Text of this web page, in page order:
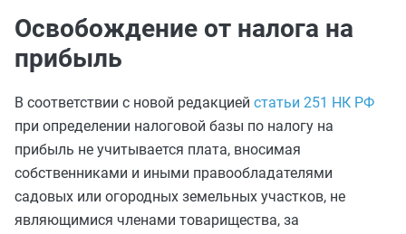
Освобождение от налога на
прибыль
В соответствии с новой редакцией статьи 251 НК РФ
при определении налоговой базы по налогу на
прибыль не учитывается плата, вносимая
собственниками и иными правообладателями
садовых или огородных земельных участков, не
являющимися членами товарищества, за